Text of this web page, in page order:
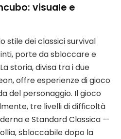
visuale e
stile dei classici survival
porte da sbloccare e
storia, divisa tra i due
offre esperienze di gioco
del personaggio. Il gioco
tre livelli di difficoltà
e Standard Classica —
sbloccabile dopo la